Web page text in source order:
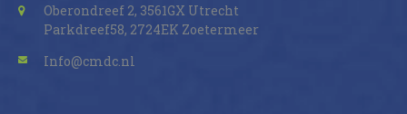
Oberondreef 2, 3561GX Utrecht
Parkdreef58, 2724EK Zoetermeer
Info@cmdc.nl